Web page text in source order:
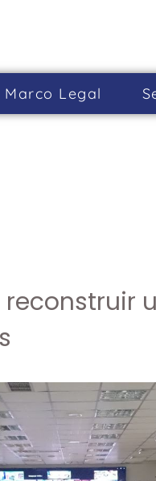
Marco Legal
reconstruir